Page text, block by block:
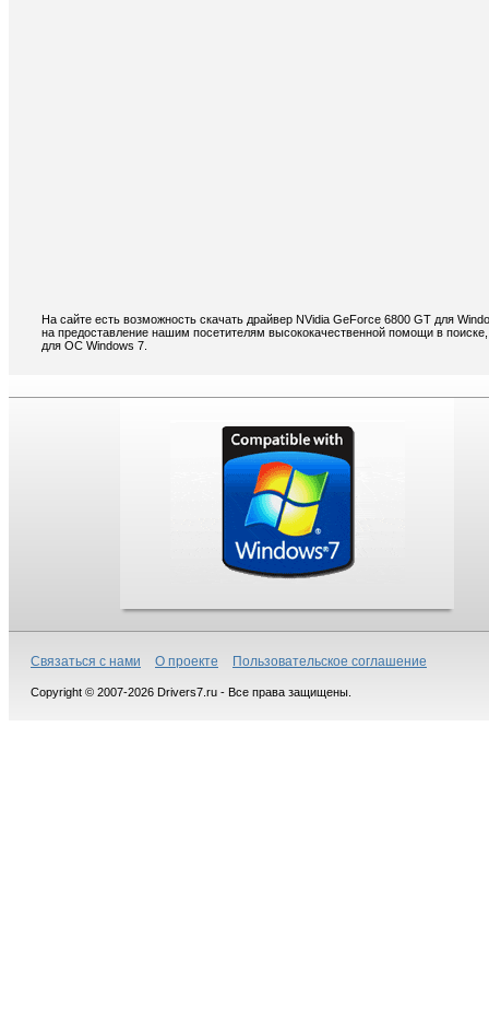
На сайте есть возможность скачать драйвер NVidia GeForce 6800 GT для
на предоставление нашим посетителям высококачественной помощи в
для ОС Windows 7.
Связаться с нами О проекте Пользовательское соглашение
Copyright © 2007-2026 Drivers7.ru - Все права защищены.